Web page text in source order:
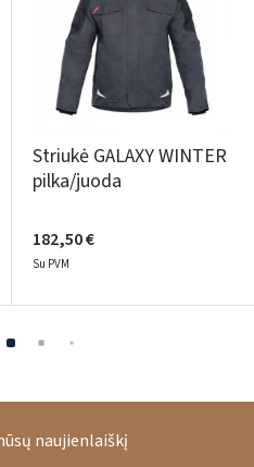
Striukė GALAXY WINTER
pilka/juoda
182,50 €
Su PVM
naujienlaiškį